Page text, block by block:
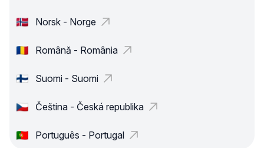
Norsk - Norge
Română - România
Suomi - Suomi
Čeština - Česká republika
Português - Portugal